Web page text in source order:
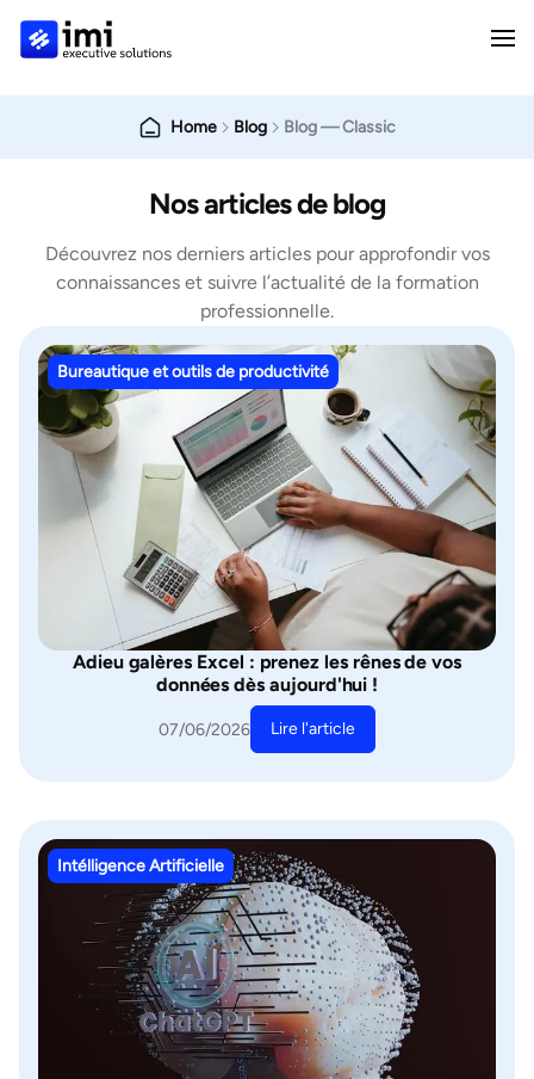
Home Blog Blog — Classic
Nos articles de blog
Découvrez nos derniers articles pour approfondir vos
connaissances et suivre l’actualité de la formation
professionnelle.
Bureautique et outils de productivité
Adieu galères Excel : prenez les rênes de vos
données dès aujourd'hui !
07/06/2026 Lire l'article
Intélligence Artificielle